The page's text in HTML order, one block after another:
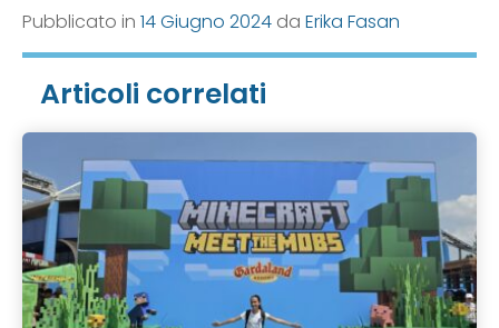
Pubblicato in 14 Giugno 2024 da Erika Fasan
Articoli correlati